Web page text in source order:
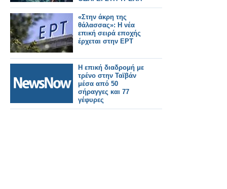
ΤΟΥ...TERMINATOR
«Στην άκρη της
θάλασσας»: Η νέα
επική σειρά εποχής
έρχεται στην ΕΡΤ
Η επική διαδρομή με
τρένο στην Ταϊβάν
μέσα από 50
σήραγγες και 77
γέφυρες